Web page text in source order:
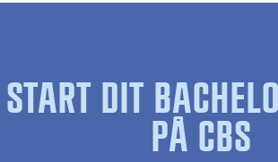
START DIT
PÅ CBS